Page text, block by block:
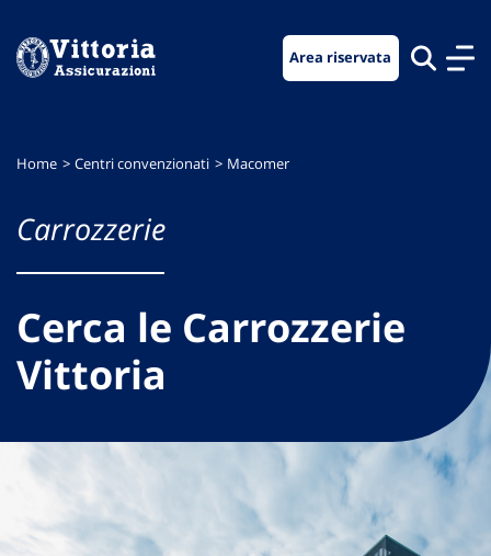
menu
contenuto
footer
Area riservata
Home Centri convenzionati Macomer
Carrozzerie
Cerca le Carrozzerie
Vittoria